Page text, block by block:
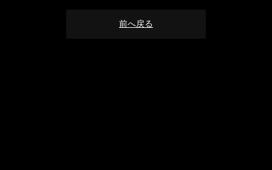
前へ戻る